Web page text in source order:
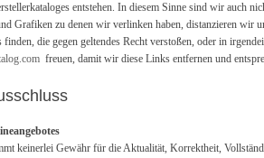
entstehen. In diesem Sinne sind wir auch
Grafiken zu denen wir verlinken haben, distanzieren wir
die gegen geltendes Recht verstoßen, oder in
freuen, damit wir diese Links entfernen und
keinerlei Gewähr für die Aktualität, Korrektheit,